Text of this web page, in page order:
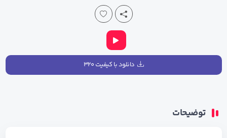
دانلود با کیفیت ۳۲۰
توضیحات